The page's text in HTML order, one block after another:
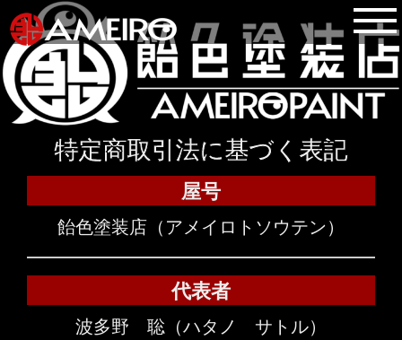
特定商取引法に基づく表記
屋号
飴色塗装店（アメイロトソウテン）
代表者
波多野 聡（ハタノ サトル）